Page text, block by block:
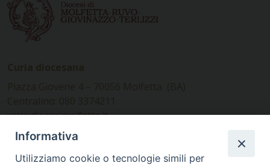
www.diocesimolfetta.it –
diocesimolfetta@pec.chiesacattolica.it
Informativa
Utilizziamo cookie o tecnologie simili per